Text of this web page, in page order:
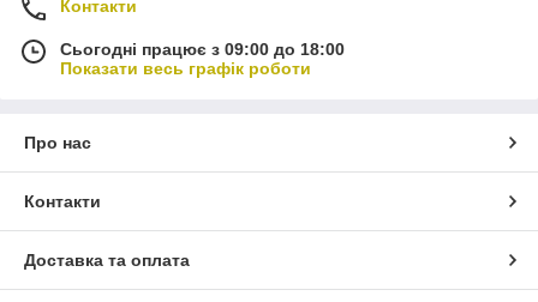
Контакти
Сьогодні працює з 09:00 до 18:00
Показати весь графік роботи
Про нас
Контакти
Доставка та оплата